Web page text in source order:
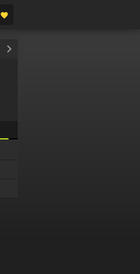
favorite
keyboard_arrow_right